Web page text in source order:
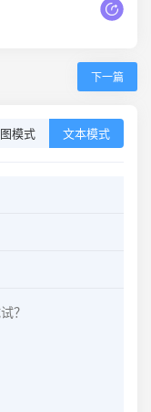
下一篇
模式 文本模式